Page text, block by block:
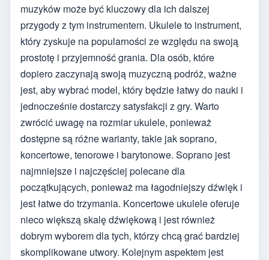
muzyków może być kluczowy dla ich dalszej
przygody z tym instrumentem. Ukulele to instrument,
który zyskuje na popularności ze względu na swoją
prostotę i przyjemność grania. Dla osób, które
dopiero zaczynają swoją muzyczną podróż, ważne
jest, aby wybrać model, który będzie łatwy do nauki i
jednocześnie dostarczy satysfakcji z gry. Warto
zwrócić uwagę na rozmiar ukulele, ponieważ
dostępne są różne warianty, takie jak soprano,
koncertowe, tenorowe i barytonowe. Soprano jest
najmniejsze i najczęściej polecane dla
początkujących, ponieważ ma łagodniejszy dźwięk i
jest łatwe do trzymania. Koncertowe ukulele oferuje
nieco większą skalę dźwiękową i jest również
dobrym wyborem dla tych, którzy chcą grać bardziej
skomplikowane utwory. Kolejnym aspektem jest